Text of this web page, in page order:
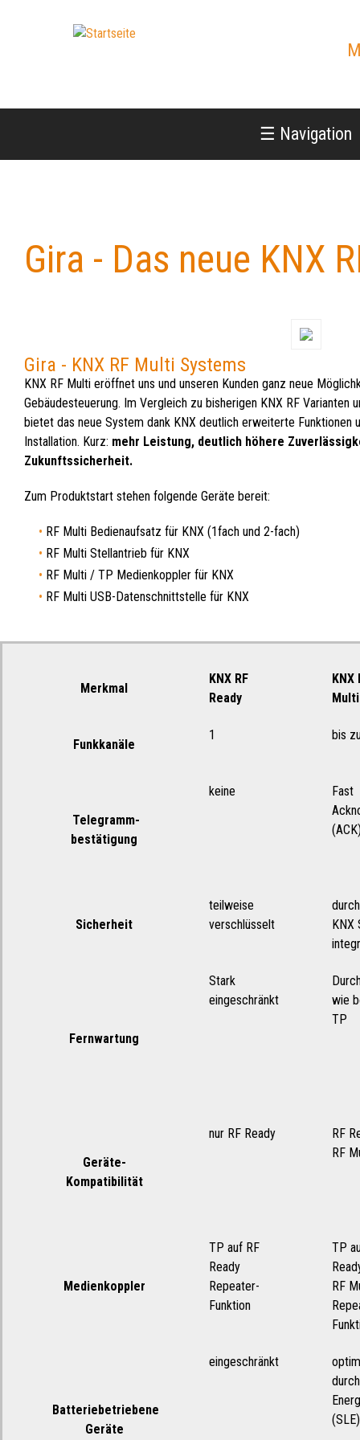
☰ Navigation
Gira - Das neue KNX
Gira - KNX RF Multi Systems
KNX RF Multi eröffnet uns und unseren Kunden ganz neue
Gebäudesteuerung. Im Vergleich zu bisherigen KNX RF Varianten
bietet das neue System dank KNX deutlich erweiterte Funktionen
Installation. Kurz: mehr Leistung, deutlich höhere
Zukunftssicherheit.
Zum Produktstart stehen folgende Geräte bereit:
RF Multi Bedienaufsatz für KNX (1fach und 2-fach)
RF Multi Stellantrieb für KNX
RF Multi / TP Medienkoppler für KNX
RF Multi USB-Datenschnittstelle für KNX
Merkmal
KNX RF
Ready
KNX
Multi
Funkkanäle
1 bis
Telegramm-
bestätigung
keine
Fast
Sicherheit
teilweise
verschlüsselt
KNX
Fernwartung
Stark
eingeschränkt
wie
TP
Geräte-
Kompatibilität
nur RF Ready
RF
RF
Medienkoppler
TP auf RF
Ready
Repeater-
Funktion
TP
RF
Batteriebetriebene
Geräte
eingeschränkt
(SLE)